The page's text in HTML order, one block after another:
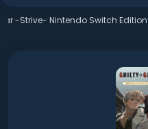
-Strive- Nintendo Switch Edition